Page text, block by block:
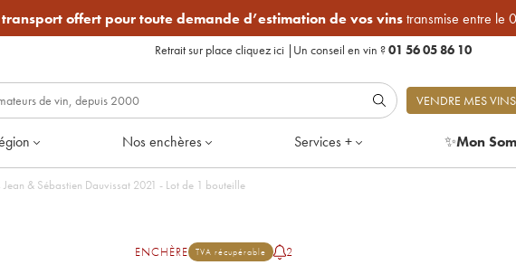
transport offert pour toute demande d’estimation de vos vinstransmise entre le
Retrait sur place cliquez ici | Un conseil en vin ?01 56 05 86 10
VENDRE MES VINS
Nos enchères Services + ✨Mon
Chablis 1er Cru Vaillons Jean & Sébastien Dauvissat 2021 - Lot de 1 bouteille
ENCHÈRE TVA récupérable 2